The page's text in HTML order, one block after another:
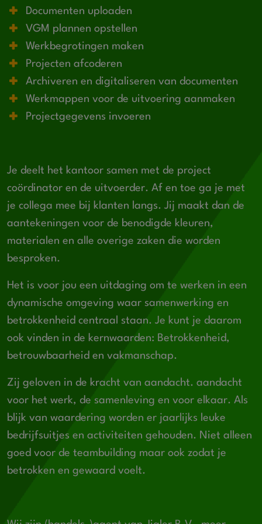
Documenten uploaden
VGM plannen opstellen
Werkbegrotingen maken
Projecten afcoderen
Archiveren en digitaliseren van documenten
Werkmappen voor de uitvoering aanmaken
Projectgegevens invoeren
Je deelt het kantoor samen met de project
coördinator en de uitvoerder. Af en toe ga je met
je collega mee bij klanten langs. Jij maakt dan de
aantekeningen voor de benodigde kleuren,
materialen en alle overige zaken die worden
besproken.
Het is voor jou een uitdaging om te werken in een
dynamische omgeving waar samenwerking en
betrokkenheid centraal staan. Je kunt je daarom
ook vinden in de kernwaarden: Betrokkenheid,
betrouwbaarheid en vakmanschap.
Zij geloven in de kracht van aandacht. aandacht
voor het werk, de samenleving en voor elkaar. Als
blijk van waardering worden er jaarlijks leuke
bedrijfsuitjes en activiteiten gehouden. Niet alleen
goed voor de teambuilding maar ook zodat je
betrokken en gewaard voelt.